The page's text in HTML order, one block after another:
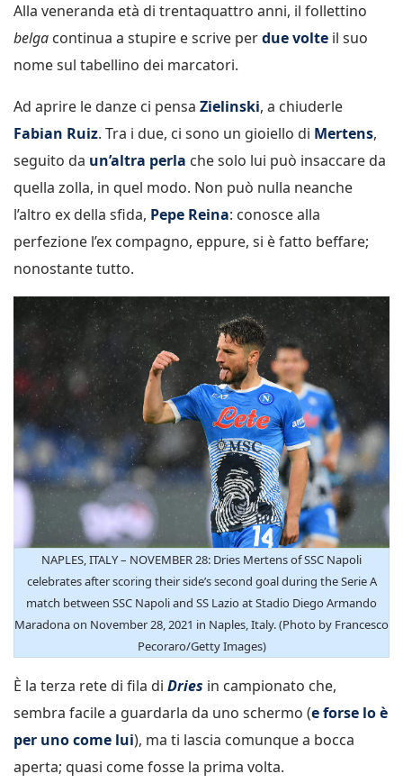
Alla veneranda età di trentaquattro anni, il follettino
belga continua a stupire e scrive perdue volte il suo
nome sul tabellino dei marcatori.
Ad aprire le danze ci pensa Zielinski, a chiuderle
Fabian Ruiz. Tra i due, ci sono un gioiello di Mertens,
seguito da un’altra perla che solo lui può insaccare da
quella zolla, in quel modo. Non può nulla neanche
l’altro ex della sfida, Pepe Reina: conosce alla
perfezione l’ex compagno, eppure, si è fatto beffare;
nonostante tutto.
NAPLES, ITALY – NOVEMBER 28: Dries Mertens of SSC Napoli
celebrates after scoring their side’s second goal during the Serie A
match between SSC Napoli and SS Lazio at Stadio Diego Armando
Maradona on November 28, 2021 in Naples, Italy. (Photo by Francesco
Pecoraro/Getty Images)
È la terza rete di fila di Dries in campionato che,
sembra facile a guardarla da uno schermo (e forse lo è
per uno come lui), ma ti lascia comunque a bocca
aperta; quasi come fosse la prima volta.